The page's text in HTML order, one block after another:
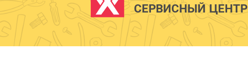
СЕРВИСНЫЙ ЦЕНТР